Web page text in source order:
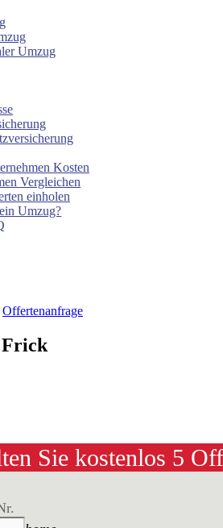
Umzug
Kosten
Vergleichen
einholen
Umzug?
Offertenanfrage
Frick
Sie kostenlos 5